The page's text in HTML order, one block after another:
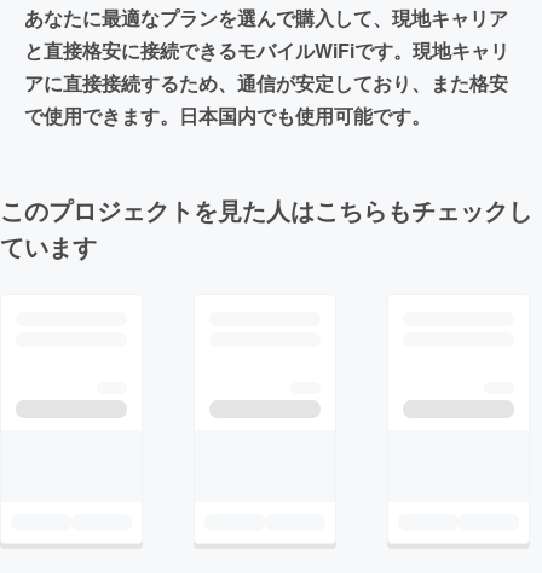
あなたに最適なプランを選んで購入して、現地キャリア
と直接格安に接続できるモバイルWiFiです。現地キャリ
アに直接接続するため、通信が安定しており、また格安
で使用できます。日本国内でも使用可能です。
このプロジェクトを見た人はこちらもチェックし
ています